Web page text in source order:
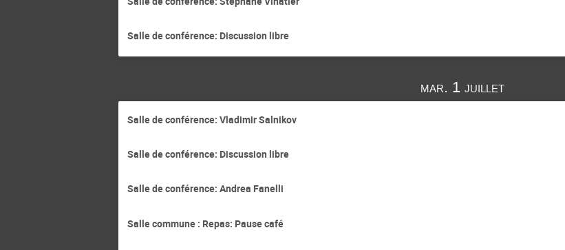
Salle de conférence: Discussion libre
mar. 1 juillet
Salle de conférence: Vladimir Salnikov
Salle de conférence: Discussion libre
Salle de conférence: Andrea Fanelli
Salle commune : Repas: Pause café